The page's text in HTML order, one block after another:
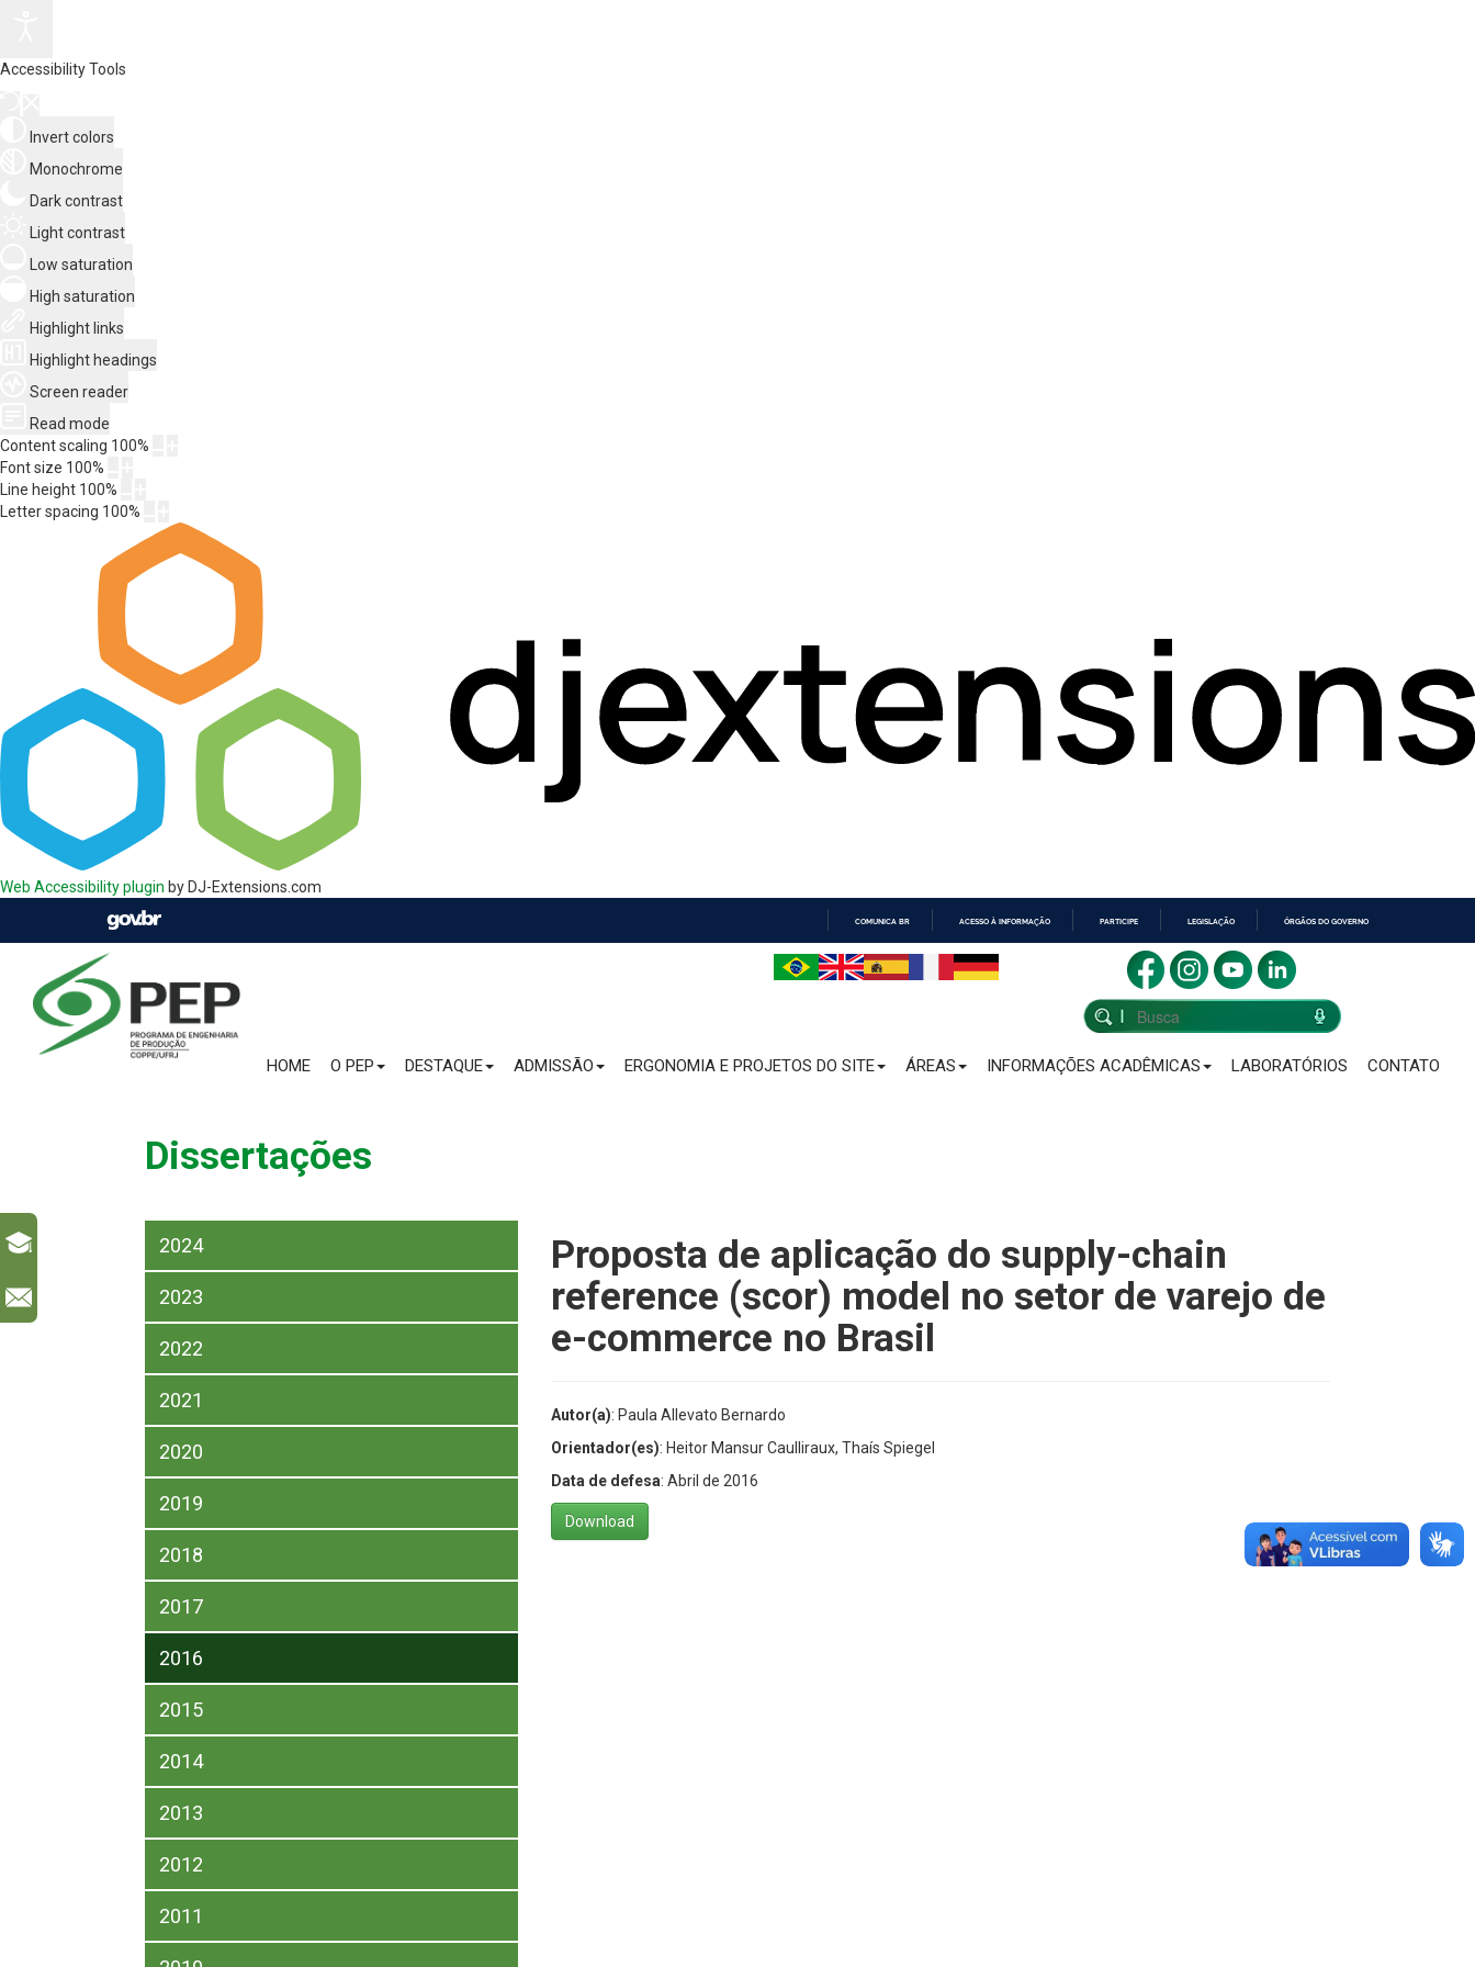
Accessibility Tools
Invert colors
Monochrome
Dark contrast
Light contrast
Low saturation
High saturation
Highlight links
Highlight headings
Screen reader
Read mode
Content scaling 100%
Font size 100%
Line height 100%
Letter spacing 100%
Web Accessibility plugin by DJ-Extensions.com
COMUNICA BR ACESSO À INFORMAÇÃO PARTICIPE LEGISLAÇÃO ÓRGÃOS DO GOVERNO
HOME O PEP DESTAQUE ADMISSÃO ERGONOMIA E PROJETOS DO SITE ÁREAS INFORMAÇÕES ACADÊMICAS LABORATÓRIOS CONTATO
Dissertações
2024
2023
2022
2021
2020
2019
2018
2017
2016
2015
2014
2013
2012
2011
Proposta de aplicação do supply-chain
reference (scor) model no setor de varejo de
e-commerce no Brasil
Autor(a): Paula Allevato Bernardo
Orientador(es): Heitor Mansur Caulliraux, Thaís Spiegel
Data de defesa: Abril de 2016
Download